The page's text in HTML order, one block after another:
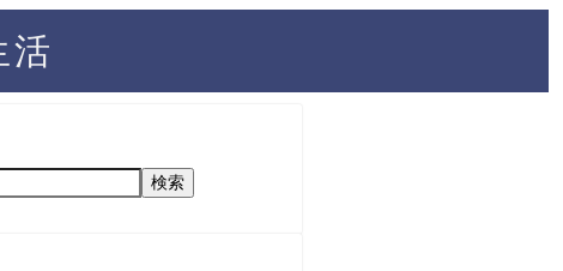
活
検索